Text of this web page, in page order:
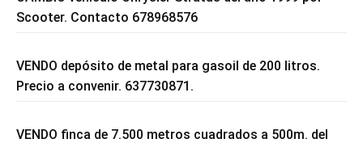
Scooter. Contacto 678968576
VENDO depósito de metal para gasoil de 200 litros.
Precio a convenir. 637730871.
VENDO finca de 7.500 metros cuadrados a 500m. del